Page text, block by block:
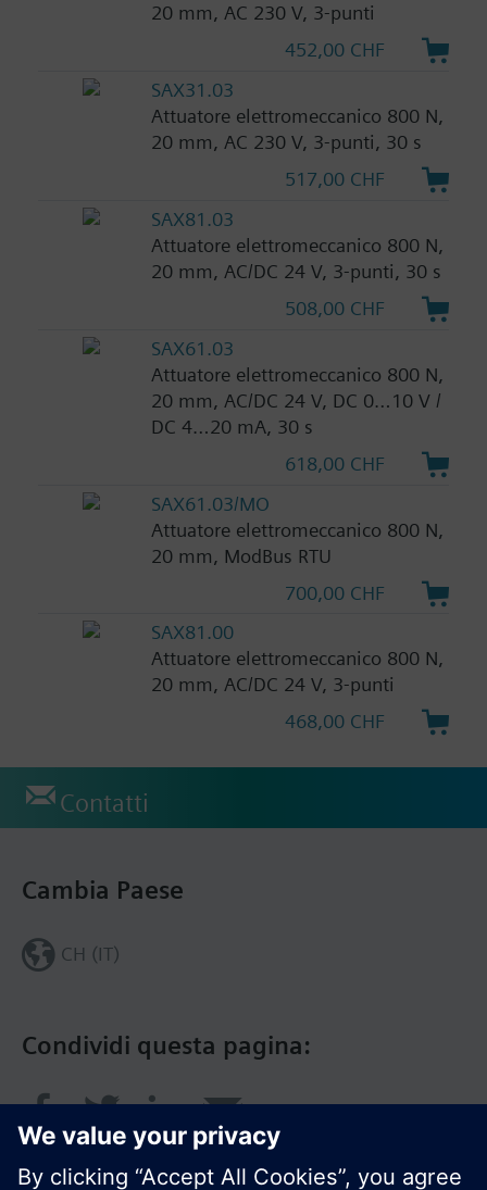
20 mm, AC 230 V, 3-punti
452,00 CHF
SAX31.03
Attuatore elettromeccanico 800 N,
20 mm, AC 230 V, 3-punti, 30 s
517,00 CHF
SAX81.03
Attuatore elettromeccanico 800 N,
20 mm, AC/DC 24 V, 3-punti, 30 s
508,00 CHF
SAX61.03
Attuatore elettromeccanico 800 N,
20 mm, AC/DC 24 V, DC 0…10 V /
DC 4…20 mA, 30 s
618,00 CHF
SAX61.03/MO
Attuatore elettromeccanico 800 N,
20 mm, ModBus RTU
700,00 CHF
SAX81.00
Attuatore elettromeccanico 800 N,
20 mm, AC/DC 24 V, 3-punti
468,00 CHF
Contatti
Condividi questa pagina:
Cambia Paese
CH (IT)